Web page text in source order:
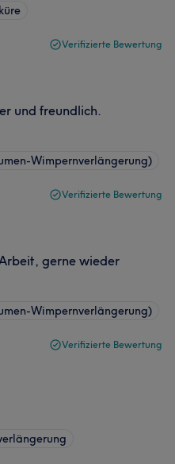
Verifizierte Bewertung
und freundlich.
Wimpernverlängerung)
Verifizierte Bewertung
gerne wieder
Wimpernverlängerung)
Verifizierte Bewertung